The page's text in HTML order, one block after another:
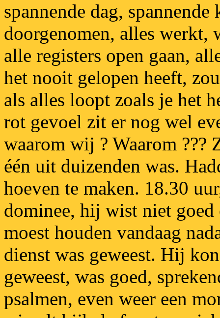
spannende dag,
doorgenomen, alles werkt,
alle registers open gaan,
het nooit gelopen heeft,
als alles loopt zoals je het
rot gevoel zit er nog wel
waarom wij ? Waarom ???
één uit duizenden was.
hoeven te maken. 18.30
dominee, hij wist niet
moest houden vandaag
dienst was geweest. Hij
geweest, was goed,
psalmen, even weer een